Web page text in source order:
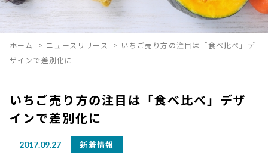
ホーム > ニュースリリース > いちご売り方の注目は「食べ比べ」デ
ザインで差別化に
いちご売り方の注目は「食べ比べ」デザ
インで差別化に
2017.09.27 新着情報